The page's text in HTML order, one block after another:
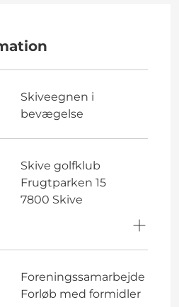
Skiveegnen i
bevægelse
Skive golfklub
Frugtparken 15
7800 Skive
Foreningssamarbejde
Forløb med formidler